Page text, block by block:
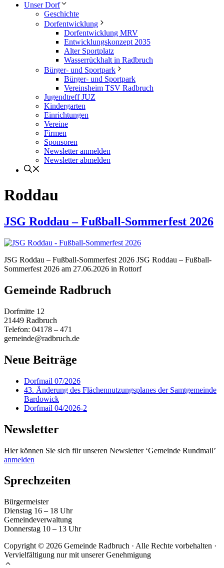
Unser Dorf
Geschichte
Dorfentwicklung
Dorfentwicklung MRV
Entwicklungskonzept 2035
Alter Sportplatz
Wasserrückhalt in Radbruch
Bürger- und Sportpark
Bürger- und Sportpark
Vereinsheim TSV Radbruch
Jugendtreff JUZ
Kindergarten
Einrichtungen
Vereine
Firmen
Sponsoren
Newsletter anmelden
Newsletter abmelden
Roddau
JSG Roddau – Fußball-Sommerfest 2026
JSG Roddau – Fußball-Sommerfest 2026 JSG Roddau – Fußball-
Sommerfest 2026 am 27.06.2026 in Rottorf
Gemeinde Radbruch
Dorfmitte 12
21449 Radbruch
Telefon: 04178 – 471
gemeinde@radbruch.de
Neue Beiträge
Dorfmail 07/2026
43. Änderung des Flächennutzungsplanes der Samtgemeinde
Bardowick
Dorfmail 04/2026-2
Newsletter
Hier können Sie sich für unseren Newsletter ‘Gemeinde Rundmail’
anmelden
Sprechzeiten
Bürgermeister
Dienstag 16 – 18 Uhr
Gemeindeverwaltung
Donnerstag 10 – 13 Uhr
Copyright © 2026 Gemeinde Radbruch · Alle Rechte vorbehalten ·
Vervielfältigung nur mit unserer Genehmigung